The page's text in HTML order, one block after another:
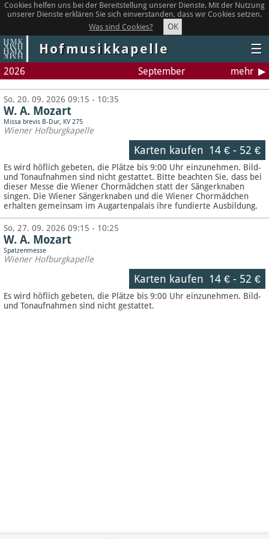
Cookies helfen uns bei der Bereitstellung unserer Dienste. Mit der Nutzung
unserer Dienste erklären Sie sich einverstanden, dass wir Cookies setzen.
Was sind Cookies?
OK
Hofmusikkapelle ☰
2026 September mehr
So, 20. 09. 2026 09:15 - 10:35
W. A. Mozart
Missa brevis B-Dur, KV 275
Wiener Hofburgkapelle
Karten kaufen 14 €- 52 €
Es wird höflich gebeten, die Plätze bis 9:00 Uhr einzunehmen. Bild-
und Tonaufnahmen sind nicht gestattet. Bitte beachten Sie, dass bei
dieser Messe die Wiener Chormädchen statt der Sängerknaben
singen. Die Wiener Sängerknaben und die Wiener Chormädchen
erhalten gemeinsam im Augartenpalais ihre fundierte Ausbildung.
So, 27. 09. 2026 09:15 - 10:25
W. A. Mozart
Spatzenmesse
Wiener Hofburgkapelle
Karten kaufen 14 €- 52 €
Es wird höflich gebeten, die Plätze bis 9:00 Uhr einzunehmen. Bild-
und Tonaufnahmen sind nicht gestattet.